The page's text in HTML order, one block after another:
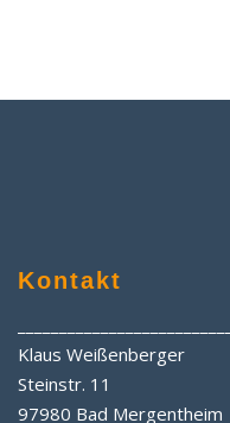
Kontakt
Klaus Weißenberger
Steinstr. 11
97980 Bad Mergentheim